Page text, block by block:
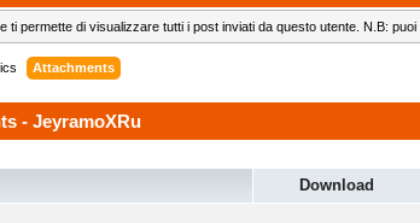
ti permette di visualizzare tutti i post inviati da questo utente. N.B:
Attachments
- JeyramoXRu
Download